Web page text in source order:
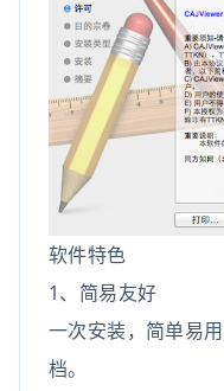
软件特色
1、简易友好
一次安装，简单易
档。